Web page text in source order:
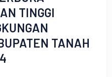
TINGGI
TANAH